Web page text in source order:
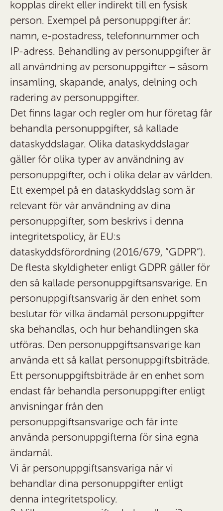
kopplas direkt eller indirekt till en fysisk
person. Exempel på personuppgifter är:
namn, e-postadress, telefonnummer och
IP-adress. Behandling av personuppgifter är
all användning av personuppgifter – såsom
insamling, skapande, analys, delning och
radering av personuppgifter.
Det finns lagar och regler om hur företag får
behandla personuppgifter, så kallade
dataskyddslagar. Olika dataskyddslagar
gäller för olika typer av användning av
personuppgifter, och i olika delar av världen.
Ett exempel på en dataskyddslag som är
relevant för vår användning av dina
personuppgifter, som beskrivs i denna
integritetspolicy, är EU:s
dataskyddsförordning (2016/679, ”GDPR”).
De flesta skyldigheter enligt GDPR gäller för
den så kallade personuppgiftsansvarige. En
personuppgiftsansvarig är den enhet som
beslutar för vilka ändamål personuppgifter
ska behandlas, och hur behandlingen ska
utföras. Den personuppgiftsansvarige kan
använda ett så kallat personuppgiftsbiträde.
Ett personuppgiftsbiträde är en enhet som
endast får behandla personuppgifter enligt
anvisningar från den
personuppgiftsansvarige och får inte
använda personuppgifterna för sina egna
ändamål.
Vi är personuppgiftsansvariga när vi
behandlar dina personuppgifter enligt
denna integritetspolicy.